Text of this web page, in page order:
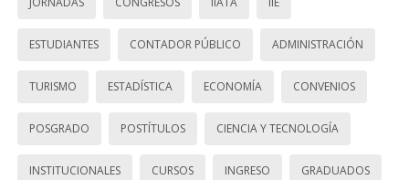
ESTUDIANTES CONTADOR PÚBLICO ADMINISTRACIÓN
TURISMO ESTADÍSTICA ECONOMÍA CONVENIOS
POSGRADO POSTÍTULOS CIENCIA Y TECNOLOGÍA
INSTITUCIONALES CURSOS INGRESO GRADUADOS